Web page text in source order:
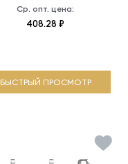
Ср. опт. цена:
408.28 ₽
БЫСТРЫЙ ПРОСМОТР